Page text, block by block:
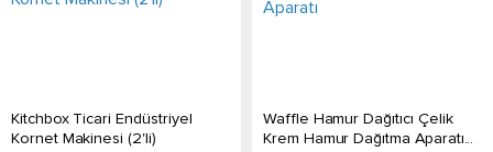
Kitchbox Ticari Endüstriyel
Kornet Makinesi (2'li)
Waffle Hamur Dağıtıcı Çelik
Krem Hamur Dağıtma Aparatı...